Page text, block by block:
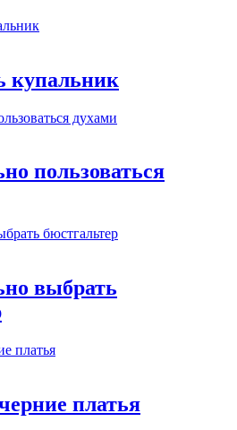
купальник
пользоваться
выбрать
платья